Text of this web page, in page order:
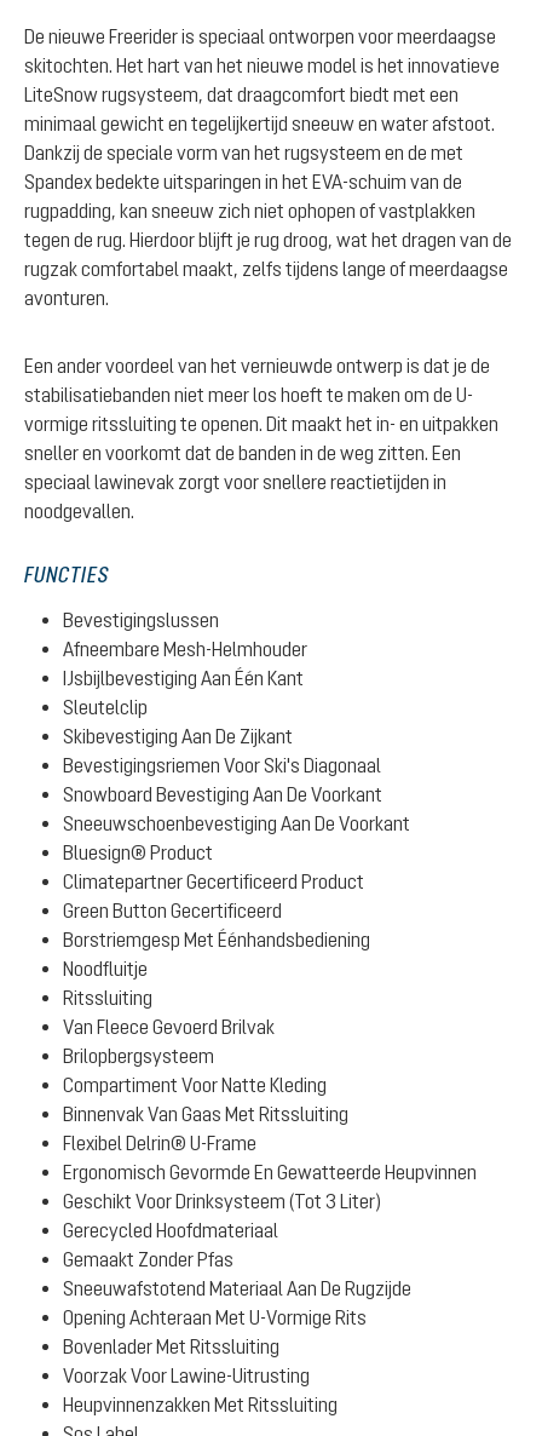
De nieuwe Freerider is speciaal ontworpen voor meerdaagse
skitochten. Het hart van het nieuwe model is het innovatieve
LiteSnow rugsysteem, dat draagcomfort biedt met een
minimaal gewicht en tegelijkertijd sneeuw en water afstoot.
Dankzij de speciale vorm van het rugsysteem en de met
Spandex bedekte uitsparingen in het EVA-schuim van de
rugpadding, kan sneeuw zich niet ophopen of vastplakken
tegen de rug. Hierdoor blijft je rug droog, wat het dragen van de
rugzak comfortabel maakt, zelfs tijdens lange of meerdaagse
avonturen.
Een ander voordeel van het vernieuwde ontwerp is dat je de
stabilisatiebanden niet meer los hoeft te maken om de U-
vormige ritssluiting te openen. Dit maakt het in- en uitpakken
sneller en voorkomt dat de banden in de weg zitten. Een
speciaal lawinevak zorgt voor snellere reactietijden in
noodgevallen.
FUNCTIES
Bevestigingslussen
Afneembare Mesh-Helmhouder
IJsbijlbevestiging Aan Één Kant
Sleutelclip
Skibevestiging Aan De Zijkant
Bevestigingsriemen Voor Ski's Diagonaal
Snowboard Bevestiging Aan De Voorkant
Sneeuwschoenbevestiging Aan De Voorkant
Bluesign® Product
Climatepartner Gecertificeerd Product
Green Button Gecertificeerd
Borstriemgesp Met Éénhandsbediening
Noodfluitje
Ritssluiting
Van Fleece Gevoerd Brilvak
Brilopbergsysteem
Compartiment Voor Natte Kleding
Binnenvak Van Gaas Met Ritssluiting
Flexibel Delrin® U-Frame
Ergonomisch Gevormde En Gewatteerde Heupvinnen
Geschikt Voor Drinksysteem (Tot 3 Liter)
Gerecycled Hoofdmateriaal
Gemaakt Zonder Pfas
Sneeuwafstotend Materiaal Aan De Rugzijde
Opening Achteraan Met U-Vormige Rits
Bovenlader Met Ritssluiting
Voorzak Voor Lawine-Uitrusting
Heupvinnenzakken Met Ritssluiting